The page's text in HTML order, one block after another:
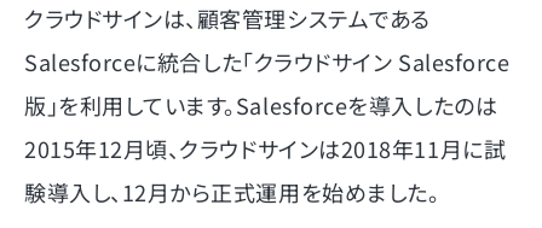
クラウドサインは、顧客管理システムである
Salesforceに統合した「クラウドサイン Salesforce
版」を利用しています。Salesforceを導入したのは
2015年12月頃、クラウドサインは2018年11月に試
験導入し、12月から正式運用を始めました。